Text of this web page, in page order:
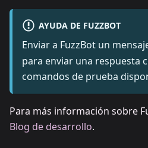
AYUDA DE FUZZBOT
Enviar a FuzzBot un
para enviar una respuesta
comandos de prueba
Para más información sobre
Blog de desarrollo.